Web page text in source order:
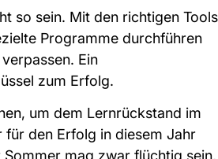
so sein. Mit den richtigen Tools
Programme durchführen
Ein
zum Erfolg.
um dem Lernrückstand im
für den Erfolg in diesem Jahr
mag zwar flüchtig sein,